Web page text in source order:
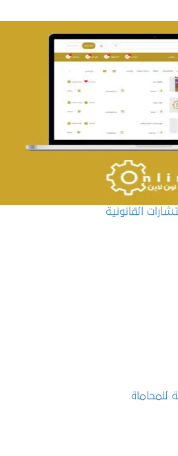
حراج مهنى
التفاصيل